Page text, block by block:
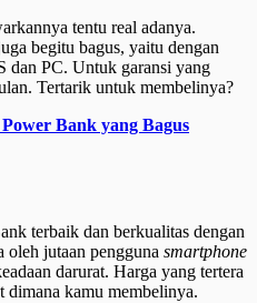
tentu real adanya.
begitu bagus, yaitu dengan
dan PC. Untuk garansi yang
Tertarik untuk membelinya?
Bank yang Bagus
terbaik dan berkualitas dengan
oleh jutaan pengguna smartphone
darurat. Harga yang tertera
dimana kamu membelinya.